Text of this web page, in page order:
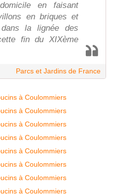
en faisant
en briques et
la lignée des
fin du XIXème
Parcs et Jardins de France